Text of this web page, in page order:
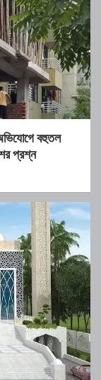
বহুতল
প্রশ্ন